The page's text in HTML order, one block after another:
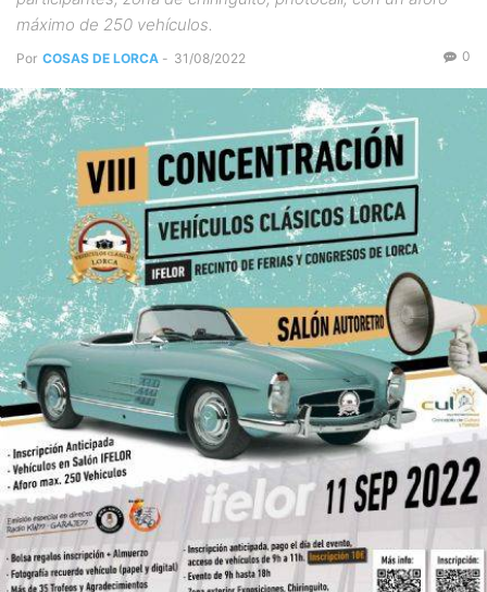
máximo de 250 vehículos.
Por COSAS DE LORCA - 31/08/2022 0